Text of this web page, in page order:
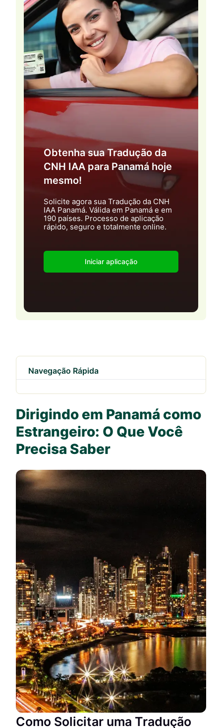
Obtenha sua Tradução da
CNH IAA para Panamá hoje
mesmo!
Solicite agora sua Tradução da CNH
IAA Panamá. Válida em Panamá e em
190 países. Processo de aplicação
rápido, seguro e totalmente online.
Iniciar aplicação
Navegação Rápida
Dirigindo em Panamá como
Estrangeiro: O Que Você
Precisa Saber
Como Solicitar uma Tradução